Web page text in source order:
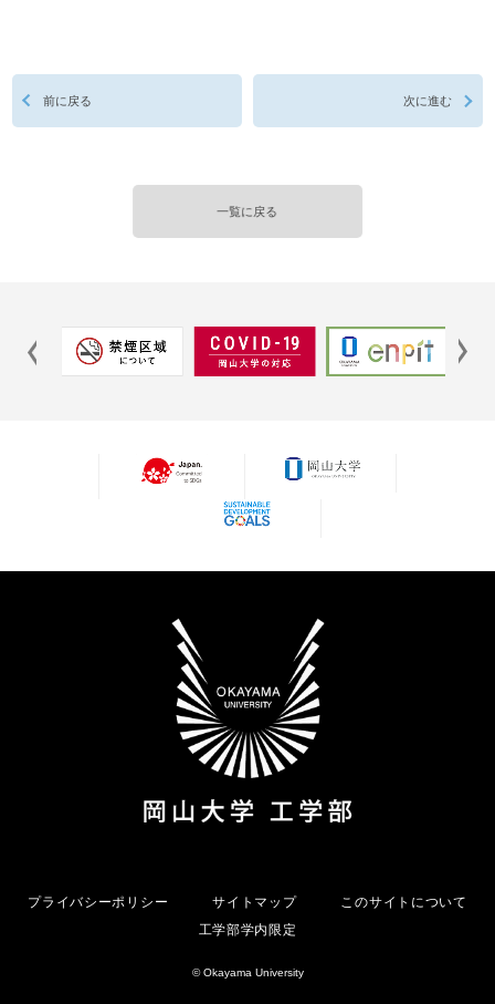
前に戻る
一覧に戻る
次に進む
プライバシーポリシー サイトマップ
このサイトについて
工学部学内限定
© Okayama University